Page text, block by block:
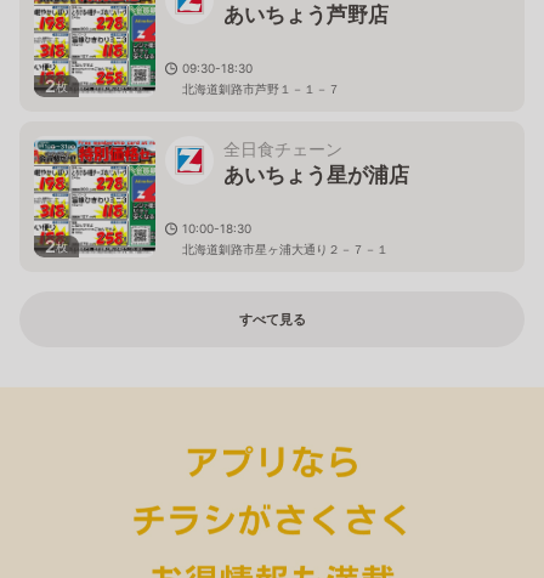
2枚
あいちょう芦野店
09:30-18:30
北海道釧路市芦野１－１－７
2枚
全日食チェーン
あいちょう星が浦店
10:00-18:30
北海道釧路市星ヶ浦大通り２－７－１
すべて見る